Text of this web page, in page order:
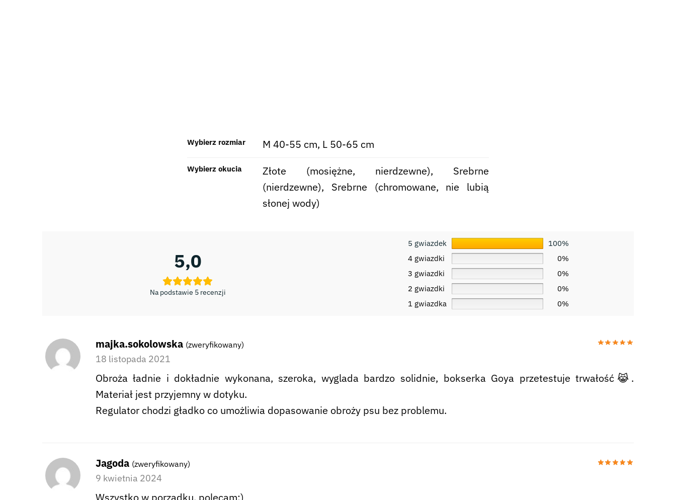
Wybierz rozmiar M 40-55 cm, L 50-65 cm
Wybierz okucia
Złote (mosiężne, nierdzewne), Srebrne
(nierdzewne), Srebrne (chromowane, nie lubią
słonej wody)
5,0
Na podstawie 5 recenzji
5 gwiazdek
100%
4 gwiazdki
0%
3 gwiazdki
0%
2 gwiazdki
0%
1 gwiazdka
0%
majka.sokolowska (zweryfikowany)
18 listopada 2021
Obroża ładnie i dokładnie wykonana, szeroka, wyglada bardzo solidnie, bokserka Goya przetestuje trwałość😹.
Materiał jest przyjemny w dotyku.
Regulator chodzi gładko co umożliwia dopasowanie obroży psu bez problemu.
Jagoda (zweryfikowany)
9 kwietnia 2024
Wszystko w porządku, polecam:)